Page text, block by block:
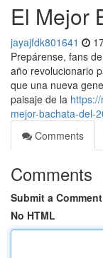
El Mejor
jayajfdk801641
Prepárense, fans
año revolucionario
que una nueva
paisaje de la
mejor-bachata-del-
Comments
Comments
Submit a Comment
No HTML